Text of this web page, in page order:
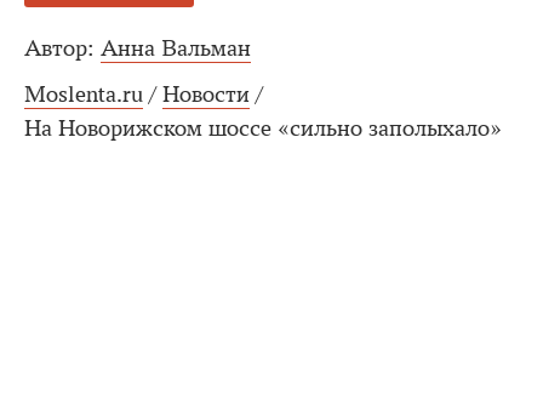
Автор: Анна Вальман
Moslenta.ru / Новости /
На Новорижском шоссе «сильно заполыхало»